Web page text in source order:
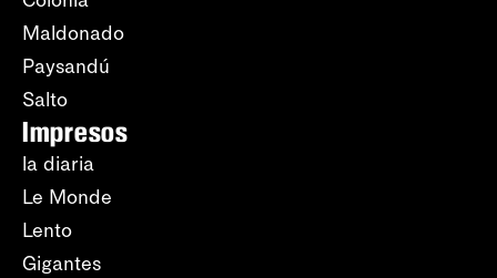
Maldonado
Paysandú
Salto
Impresos
la diaria
Le Monde
Lento
Gigantes